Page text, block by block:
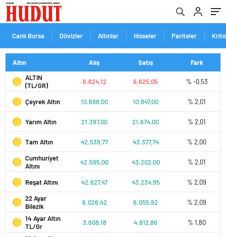
Canlı Borsa Dövizler Altınlar Hisseler Pariteler
Altın Alış Satış
Fark
ALTIN
(TL/GR)
6.624,12 6.625,05 % -0,53
Çeyrek Altın 10.698,00 10.847,00 % 2,01
Yarım Altın 21.397,00 21.674,00 % 2,01
Tam Altın 42.539,77 43.377,74
% 2,00
Cumhuriyet
Altını
42.595,00 43.202,00 % 2,01
Reşat Altını 42.627,47 43.234,95
% 2,09
22 Ayar
Bilezik
6.026,42 6.055,92
% 2,09
14 Ayar Altın
TL/Gr
3.608,18 4.812,86
% 1,80